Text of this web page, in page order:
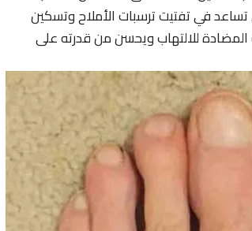
تساعد في تفتيت ترسبات الأملاح وتسكين
المضادة للالتهاب ويحسن من قدرته على